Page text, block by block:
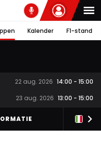
Kalender F1-stand
22 aug. 2026 14:00 - 15:00
23 aug. 2026 13:00 - 15:00